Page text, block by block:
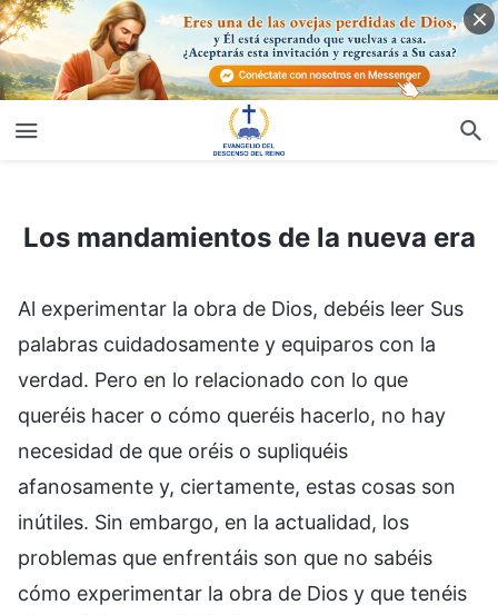
Los mandamientos de la nueva era
Los mandamientos de la nueva era
Al experimentar la obra de Dios, debéis leer Sus
palabras cuidadosamente y equiparos con la
verdad. Pero en lo relacionado con lo que
queréis hacer o cómo queréis hacerlo, no hay
necesidad de que oréis o supliquéis
afanosamente y, ciertamente, estas cosas son
inútiles. Sin embargo, en la actualidad, los
problemas que enfrentáis son que no sabéis
cómo experimentar la obra de Dios y que tenéis